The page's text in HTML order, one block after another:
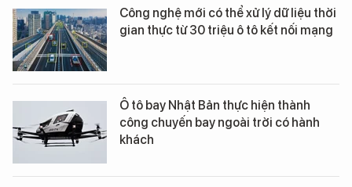
Công nghệ mới có thể xử lý dữ liệu thời
gian thực từ 30 triệu ô tô kết nối mạng
Ô tô bay Nhật Bản thực hiện thành
công chuyến bay ngoài trời có hành
khách